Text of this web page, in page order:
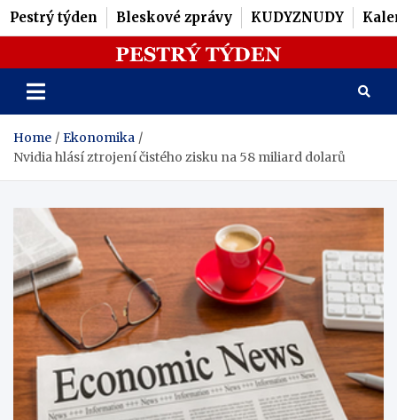
Pestrý týden Bleskové zprávy KUDYZNUDY
to
content
Pestrý Týden
Home
Ekonomika
Nvidia hlásí ztrojení čistého zisku na 58 miliard dolarů